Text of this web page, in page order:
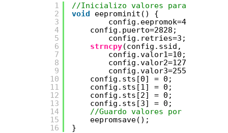
1
2
3
4
5
6
7
8
9
10
11
12
13
14
15
16
//Inicializo valores para eeprom
void
eeprominit() {
config.eepromok=49834;
config.puerto=2828;
config.retries=3;
strncpy(config.ssid,
config.valor1=10;
config.valor2=127;
config.valor3=255;
config.sts[0] = 0;
config.sts[1] = 0;
config.sts[2] = 0;
config.sts[3] = 0;
//Guardo valores por defecto
eepromsave();
}